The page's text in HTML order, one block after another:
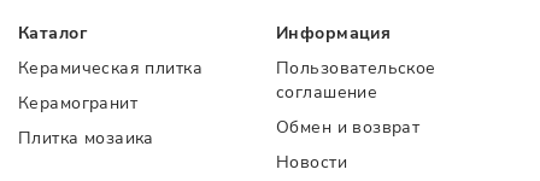
Каталог
Керамическая плитка
Керамогранит
Плитка мозаика
Информация
Пользовательское
соглашение
Обмен и возврат
Новости